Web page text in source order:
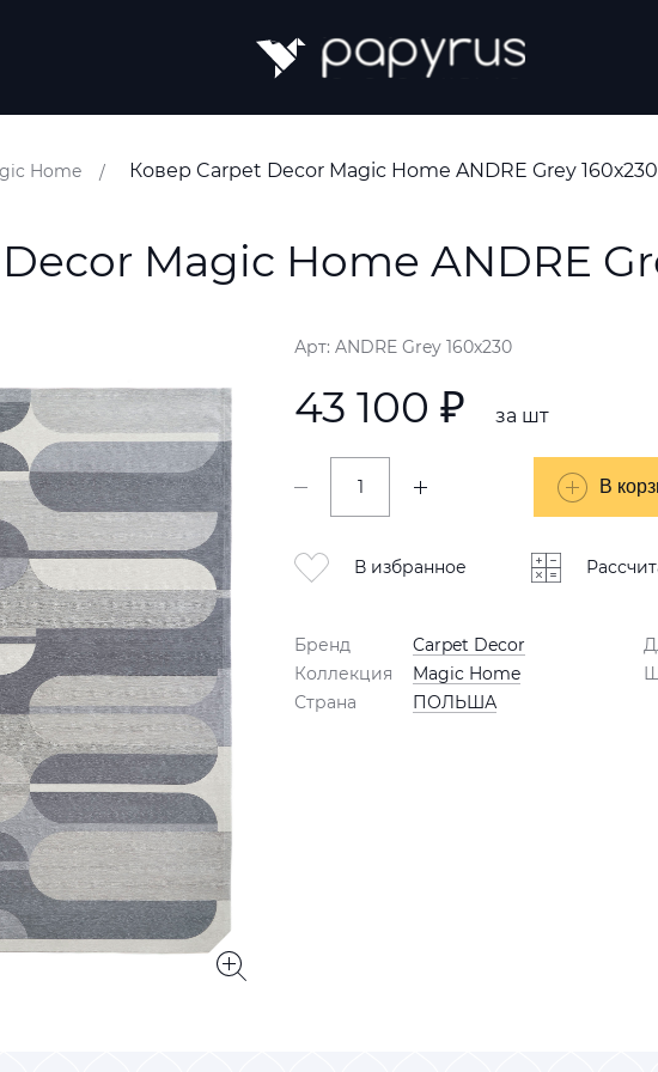
Home Ковер Carpet Decor Magic Home ANDRE Grey 160х230
Magic Home ANDRE
Арт: ANDRE Grey 160х230
43 100 ₽ за шт
В
В
В избранное
Бренд
Carpet Decor
Коллекция
Magic Home
Страна
ПОЛЬША